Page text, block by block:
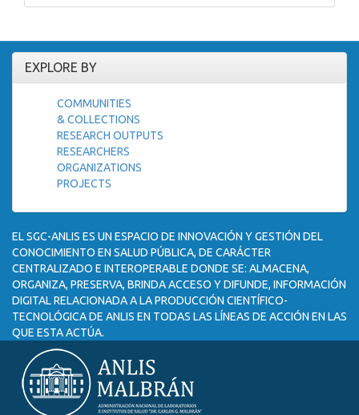
EXPLORE BY
COMMUNITIES
& COLLECTIONS
RESEARCH OUTPUTS
RESEARCHERS
ORGANIZATIONS
PROJECTS
EL SGC-ANLIS ES UN ESPACIO DE INNOVACIÓN Y GESTIÓN DEL
CONOCIMIENTO EN SALUD PÚBLICA, DE CARÁCTER
CENTRALIZADO E INTEROPERABLE DONDE SE: ALMACENA,
ORGANIZA, PRESERVA, BRINDA ACCESO Y DIFUNDE, INFORMACIÓN
DIGITAL RELACIONADA A LA PRODUCCIÓN CIENTÍFICO-
TECNOLÓGICA DE ANLIS EN TODAS LAS LÍNEAS DE ACCIÓN EN LAS
QUE ESTA ACTÚA.